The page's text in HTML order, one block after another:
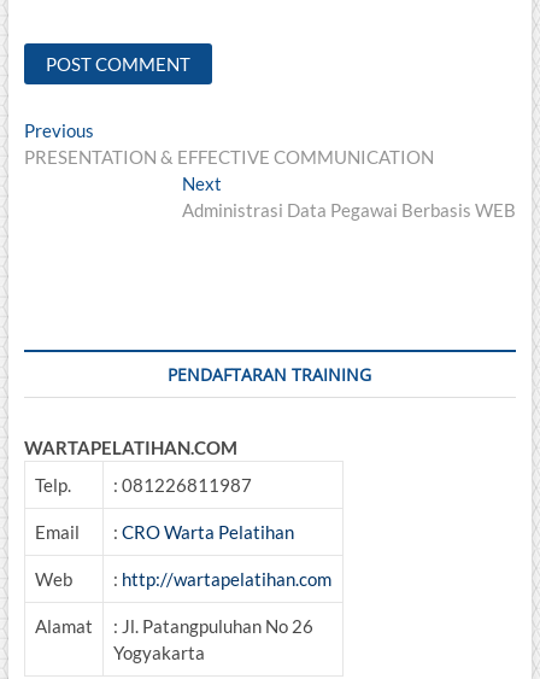
Post
navigation
PreviousPrevious
post:
PRESENTATION & EFFECTIVE COMMUNICATION
Next
post:
Administrasi Data Pegawai Berbasis WEB
PENDAFTARAN TRAINING
WARTAPELATIHAN.COM
Telp.
: 081226811987
Email : CRO Warta Pelatihan
Web : http://wartapelatihan.com
Alamat
: Jl. Patangpuluhan No 26
Yogyakarta